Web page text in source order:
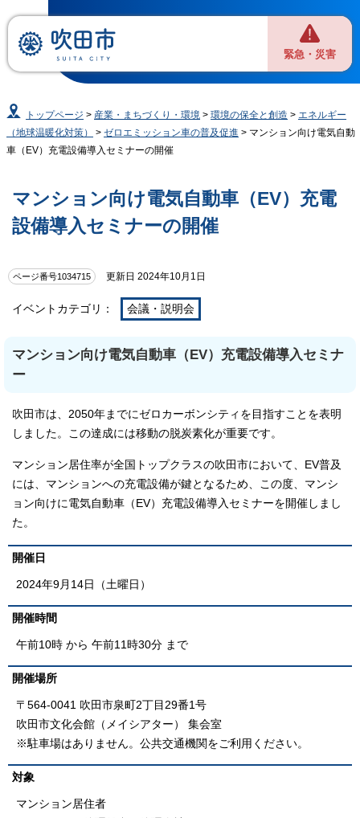
緊急・災害
トップページ > 産業・まちづくり・環境 >環境の保全と創造 >エネルギー
（地球温暖化対策）
> ゼロエミッション車の普及促進 > マンション向け電気自動
車（EV）充電設備導入セミナーの開催
マンション向け電気自動車（EV）充電
設備導入セミナーの開催
ページ番号1034715 更新日 2024年10月1日
イベントカテゴリ： 会議・説明会
マンション向け電気自動車（EV）充電設備導入セミナ
ー
吹田市は、2050年までにゼロカーボンシティを目指すことを表明
しました。この達成には移動の脱炭素化が重要です。
マンション居住率が全国トップクラスの吹田市において、EV普及
には、マンションへの充電設備が鍵となるため、この度、マンシ
ョン向けに電気自動車（EV）充電設備導入セミナーを開催しまし
た。
開催日
2024年9月14日（土曜日）
開催時間
午前10時 から 午前11時30分 まで
開催場所
〒564-0041 吹田市泉町2丁目29番1号
吹田市文化会館（メイシアター） 集会室
※駐車場はありません。公共交通機関をご利用ください。
対象
マンション居住者